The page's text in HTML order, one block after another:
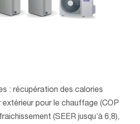
: récupération des calories
extérieur pour le chauffage (COP
(SEER jusqu’à 6,8),